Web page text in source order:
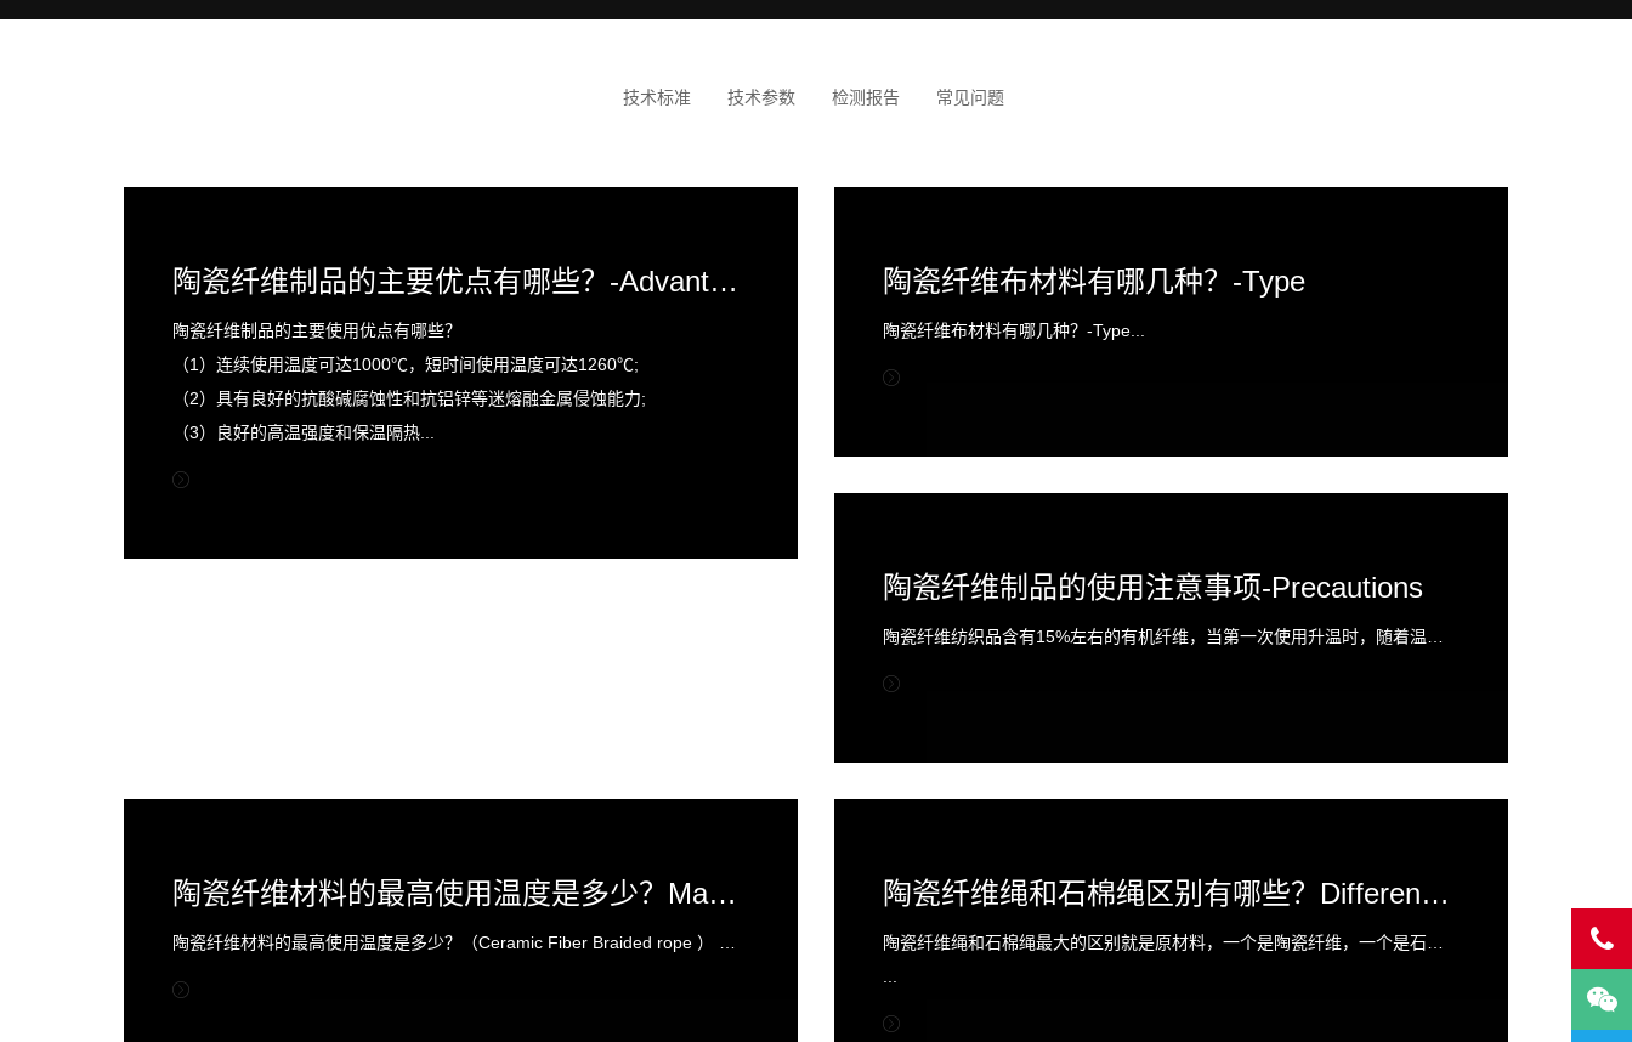
技术标准 技术参数 检测报告 常见问题
陶瓷纤维制品的主要优点有哪些？-Advantage
陶瓷纤维制品的主要使用优点有哪些？
（1）连续使用温度可达1000℃，短时间使用温度可达1260℃;
（2）具有良好的抗酸碱腐蚀性和抗铝锌等迷熔融金属侵蚀能力;
（3）良好的高温强度和保温隔热...
陶瓷纤维布材料有哪几种？-Type
陶瓷纤维布材料有哪几种？-Type...
陶瓷纤维制品的使用注意事项-Precautions
陶瓷纤维材料的最高使用温度是多少？Maximum service temperature 陶瓷纤维绳和石棉绳区别有哪些？Difference from asbestos rope